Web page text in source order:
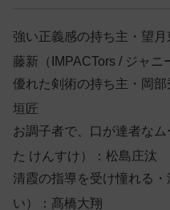
強い正義感の持ち主・望
藤新（IMPACTors / ジャニ
優れた剣術の持ち主・岡
垣匠
お調子者で、口が達者な
た けんすけ）：松島庄汰
清霞の指導を受け憧れる
い）：髙橋大翔